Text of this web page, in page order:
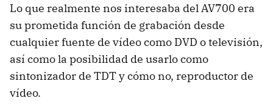
Lo que realmente nos interesaba del AV700 era
su prometida función de grabación desde
cualquier fuente de vídeo como DVD o televisión,
así como la posibilidad de usarlo como
sintonizador de TDT y cómo no, reproductor de
vídeo.